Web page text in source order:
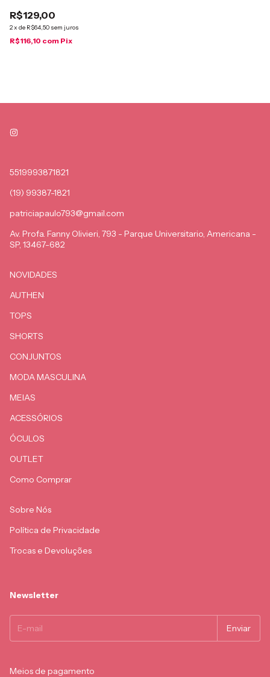
R$129,00
2x de R$64,50 sem juros
R$116,10 com Pix
5519993871821
(19) 99387-1821
patriciapaulo793@gmail.com
Av. Profa. Fanny Olivieri, 793 - Parque Universitario, Americana -
SP, 13467-682
NOVIDADES
AUTHEN
TOPS
SHORTS
CONJUNTOS
MODA MASCULINA
MEIAS
ACESSÓRIOS
ÓCULOS
OUTLET
Como Comprar
Sobre Nós
Política de Privacidade
Trocas e Devoluções
Newsletter
Meios de pagamento